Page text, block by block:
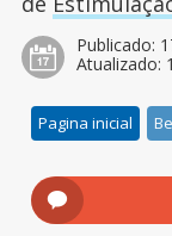
Publicado:
Atualizado:
Pagina inicial